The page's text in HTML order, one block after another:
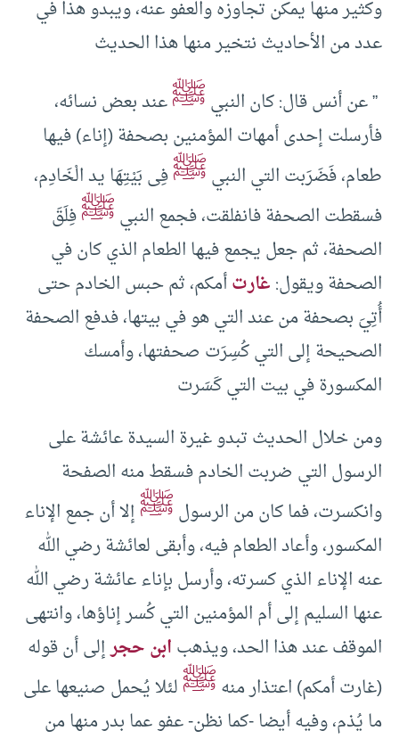
وكثير منها يمكن تجاوزه والعفو عنه، ويبدو هذا في
عدد من الأحاديث نتخير منها هذا الحديث
” عن أنس قال: كان النبيﷺعند بعض نسائه،
فأرسلت إحدى أمهات المؤمنين بصحفة (إناء) فيها
طعام، فَضَرَبت التي النبيﷺفِى بَيْتِهَا يد الْخَادِم،
فسقطت الصحفة فانفلقت، فجمع النبيﷺفِلَقَ
الصحفة، ثم جعل يجمع فيها الطعام الذي كان في
الصحفة ويقول:غارتأمكم، ثم حبس الخادم حتى
أُتِيَ بصحفة من عند التي هو في بيتها، فدفع الصحفة
الصحيحة إلى التي كُسِرَت صحفتها، وأمسك
المكسورة في بيت التي كَسَرت
ومن خلال الحديث تبدو غيرة السيدة عائشة على
الرسول التي ضربت الخادم فسقط منه الصفحة
وانكسرت، فما كان من الرسولﷺإلا أن جمع الإناء
المكسور، وأعاد الطعام فيه، وأبقى لعائشة رضي الله
عنه الإناء الذي كسرته، وأرسل بإناء عائشة رضي الله
عنها السليم إلى أم المؤمنين التي كُسر إناؤها، وانتهى
الموقف عند هذا الحد، ويذهبابن حجرإلى أن قوله
(غارت أمكم) اعتذار منهﷺلئلا يُحمل صنيعها على
ما يُذم، وفيه أيضا -كما نظن- عفو عما بدر منها من